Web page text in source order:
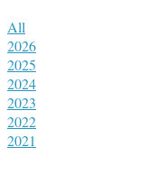
All
2026
2025
2024
2023
2022
2021